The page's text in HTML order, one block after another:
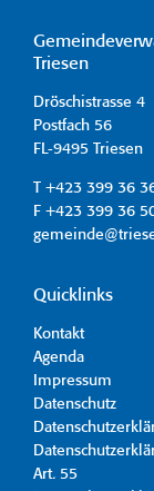
Triesen
Dröschistrasse 4
Postfach 56
FL-9495 Triesen
T +423 399 36
F +423 399 36
Quicklinks
Kontakt
Agenda
Impressum
Datenschutz
Art. 55